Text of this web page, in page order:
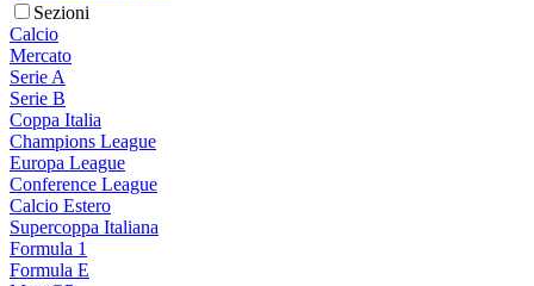
Sezioni
Calcio
Mercato
Serie A
Serie B
Coppa Italia
Champions League
Europa League
Conference League
Calcio Estero
Supercoppa Italiana
Formula 1
Formula E